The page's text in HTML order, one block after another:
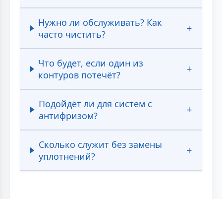
Нужно ли обслуживать? Как
часто чистить?
Что будет, если один из
контуров потечёт?
Подойдёт ли для систем с
антифризом?
Сколько служит без замены
уплотнений?